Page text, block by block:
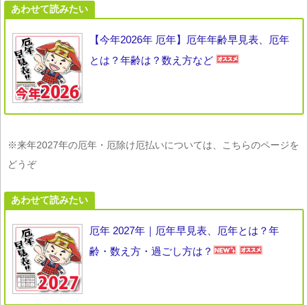
あわせて読みたい
【今年2026年 厄年】厄年年齢早見表、厄年
とは？年齢は？数え方など
※来年2027年の厄年・厄除け厄払いについては、こちらのページを
どうぞ
あわせて読みたい
厄年 2027年｜厄年早見表、厄年とは？年
齢・数え方・過ごし方は？